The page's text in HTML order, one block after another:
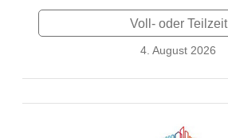
Voll- oder Teilzeit
4. August 2026